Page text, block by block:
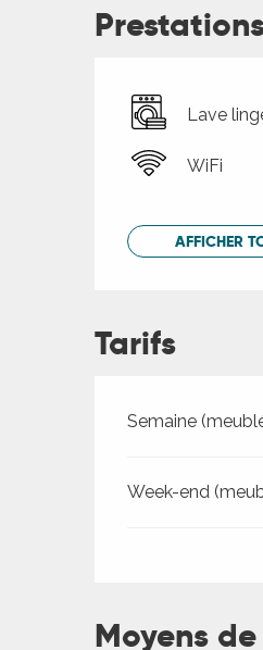
Lave
WiFi
AFFICHER
Tarifs
Tarifs 2026
Semaine
Week-end
Moyens